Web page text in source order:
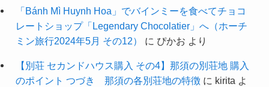
「Bánh Mì Huynh Hoa」でバインミーを食べてチョコ
レートショップ「Legendary Chocolatier」へ（ホーチ
ミン旅行2024年5月 その12）
に ぴかお より
【別荘 セカンドハウス購入 その4】那須の別荘地 購入
のポイント つづき 那須の各別荘地の特徴に kirita よ